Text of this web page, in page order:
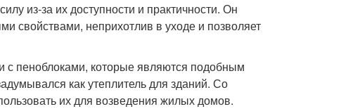
из-за их доступности и практичности. Он
свойствами, неприхотлив в уходе и позволяет
с пеноблоками, которые являются подобным
как утеплитель для зданий. Со
их для возведения жилых домов.